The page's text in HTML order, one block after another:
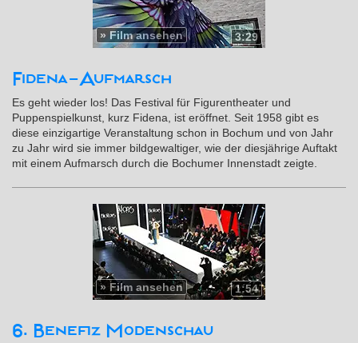
3:29
» Film ansehen
Fidena-Aufmarsch
Es geht wieder los! Das Festival für Figurentheater und
Puppenspielkunst, kurz Fidena, ist eröffnet. Seit 1958 gibt es
diese einzigartige Veranstaltung schon in Bochum und von Jahr
zu Jahr wird sie immer bildgewaltiger, wie der diesjährige Auftakt
mit einem Aufmarsch durch die Bochumer Innenstadt zeigte.
1:54
» Film ansehen
6. Benefiz Modenschau